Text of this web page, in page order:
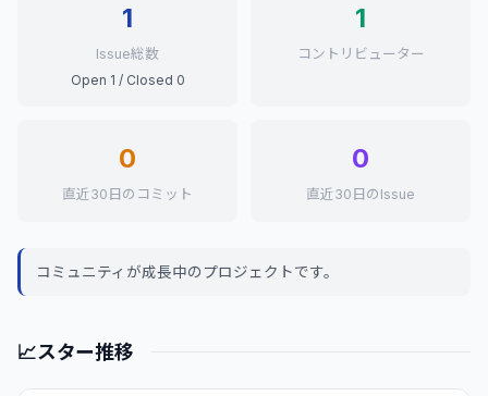
1
Issue総数
Open 1 / Closed 0
1
コントリビューター
0
直近30日のコミット
0
直近30日のIssue
コミュニティが成長中のプロジェクトです。
📈スター推移